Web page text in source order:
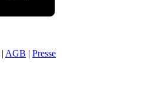
| AGB | Presse